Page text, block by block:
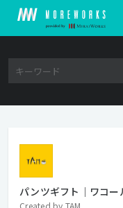
パンツギフト｜ワコー
Created by TAM